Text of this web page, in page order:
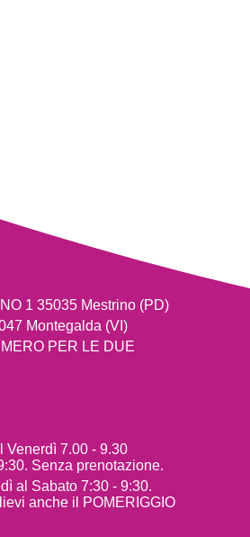
1 35035 Mestrino (PD)
Montegalda (VI)
PER LE DUE
Venerdì 7.00 - 9.30
Senza prenotazione.
al Sabato 7:30 - 9:30.
anche il POMERIGGIO